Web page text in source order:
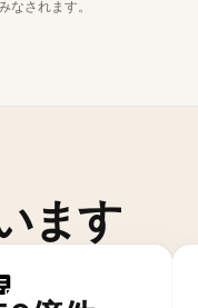
なされます。
ます